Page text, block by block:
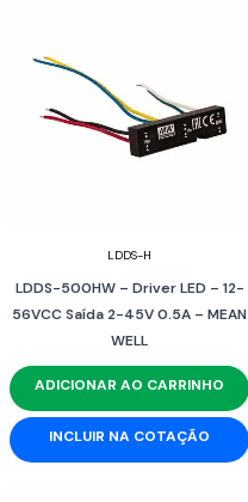
LDDS-H
LDDS-500HW – Driver LED – 12-
56VCC Saída 2-45V 0.5A – MEAN
WELL
ADICIONAR AO CARRINHO
INCLUIR NA COTAÇÃO